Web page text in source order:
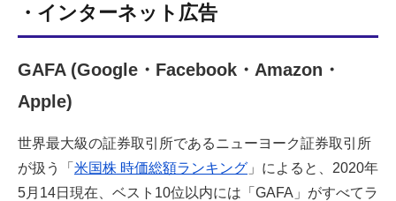
・インターネット広告
GAFA (Google・Facebook・Amazon・
Apple)
世界最大級の証券取引所であるニューヨーク証券取引所
が扱う「 米国株 時価総額ランキング 」によると、2020年
5月14日現在、ベスト10位以内には「GAFA」がすべてラ